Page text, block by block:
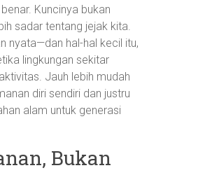
Kuncinya bukan
sadar tentang jejak kita.
nyata—dan hal-hal kecil itu,
lingkungan sekitar
Jauh lebih mudah
diri sendiri dan justru
alam untuk generasi
Bukan